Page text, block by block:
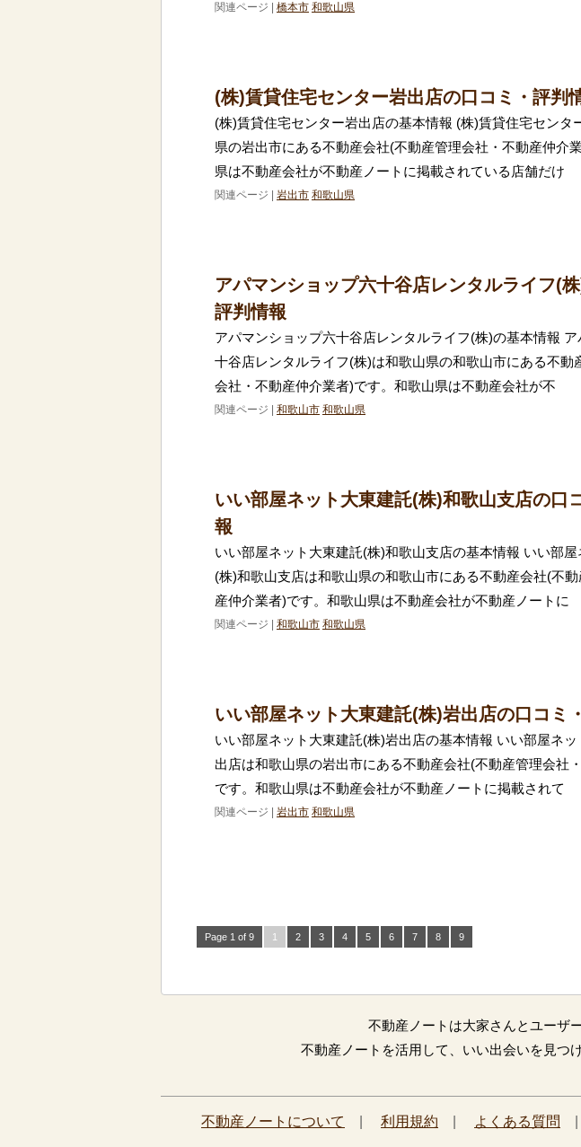
関連ページ | 橋本市 和歌山県
(株)賃貸住宅センター岩出店の口コミ・評判
(株)賃貸住宅センター岩出店の基本情報 (株)賃貸住宅センタ
県の岩出市にある不動産会社(不動産管理会社・不動産仲介
県は不動産会社が不動産ノートに掲載されている店舗だけ
関連ページ | 岩出市 和歌山県
アパマンショップ六十谷店レンタルライフ(
評判情報
アパマンショップ六十谷店レンタルライフ(株)の基本情報
十谷店レンタルライフ(株)は和歌山県の和歌山市にある不動
会社・不動産仲介業者)です。和歌山県は不動産会社が不
関連ページ | 和歌山市 和歌山県
いい部屋ネット大東建託(株)和歌山支店の口
報
いい部屋ネット大東建託(株)和歌山支店の基本情報 いい部
(株)和歌山支店は和歌山県の和歌山市にある不動産会社(不
産仲介業者)です。和歌山県は不動産会社が不動産ノートに
関連ページ | 和歌山市 和歌山県
いい部屋ネット大東建託(株)岩出店の口コミ
いい部屋ネット大東建託(株)岩出店の基本情報 いい部屋ネ
出店は和歌山県の岩出市にある不動産会社(不動産管理会社
です。和歌山県は不動産会社が不動産ノートに掲載されて
関連ページ | 岩出市 和歌山県
Page 1 of 9 1 2 3 4 5 6 7 8 9
不動産ノートは大家さんとユーザ
不動産ノートを活用して、いい出会いを見つ
不動産ノートについて 利用規約 よくある質問